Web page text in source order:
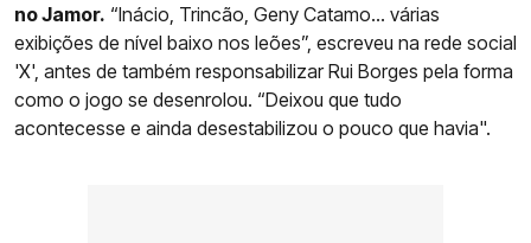
no Jamor. “Inácio, Trincão, Geny Catamo… várias
exibições de nível baixo nos leões”, escreveu na rede social
'X', antes de também responsabilizar Rui Borges pela forma
como o jogo se desenrolou. “Deixou que tudo
acontecesse e ainda desestabilizou o pouco que havia".